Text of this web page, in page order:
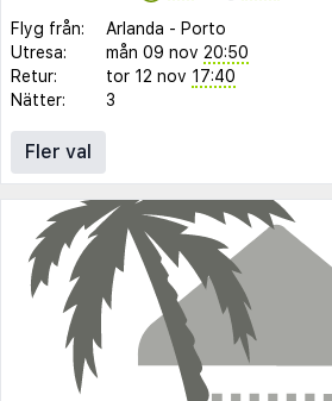
Flyg från: Arlanda - Porto
Utresa:
mån 09 nov 20:50
Retur:
tor 12 nov 17:40
Nätter:
3
Fler val